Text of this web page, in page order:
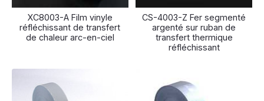
XC8003-A Film vinyle
réfléchissant de transfert
de chaleur arc-en-ciel
CS-4003-Z Fer segmenté
argenté sur ruban de
transfert thermique
réfléchissant